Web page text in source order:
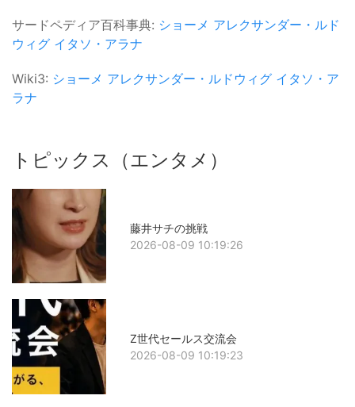
サードペディア百科事典: ショーメ アレクサンダー・ルド
ウィグ イタソ・アラナ
Wiki3: ショーメ アレクサンダー・ルドウィグ イタソ・ア
ラナ
トピックス（エンタメ）
藤井サチの挑戦
2026-08-09 10:19:26
Z世代セールス交流会
2026-08-09 10:19:23